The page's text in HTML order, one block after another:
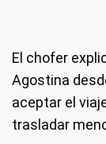
El chofer
Agostina
aceptar el
trasladar